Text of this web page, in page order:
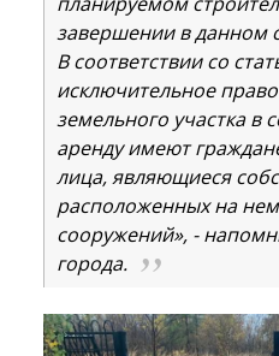
завершении в данном
В соответствии со
исключительное
земельного участка в
аренду имеют
лица, являющиеся
расположенных на
сооружений», -
города.